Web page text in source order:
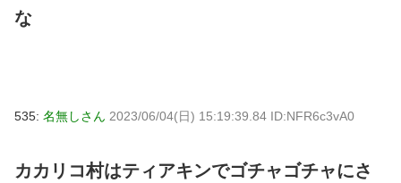
な
535: 名無しさん 2023/06/04(日) 15:19:39.84 ID:NFR6c3vA0
カカリコ村はティアキンでゴチャゴチャにさ